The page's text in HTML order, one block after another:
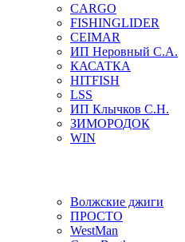
CARGO
FISHINGLIDER
CEIMAR
ИП Неровный С.А.
КАСАТКА
HITFISH
LSS
ИП Клычков С.Н.
ЗИМОРОДОК
WIN
Волжские джиги
ПРОСТО
WestMan